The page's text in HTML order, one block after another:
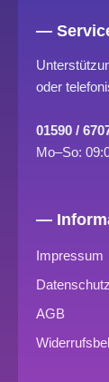
—
oder
01590 /
Mo–So:
—
Impressum
Datenschutz
AGB